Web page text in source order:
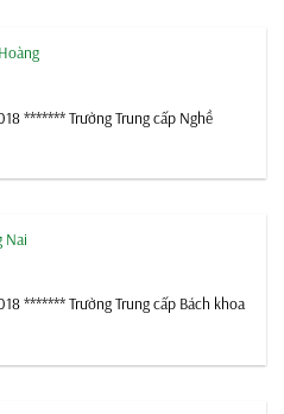
******* Trường Trung cấp Nghề
Nai
******* Trường Trung cấp Bách khoa